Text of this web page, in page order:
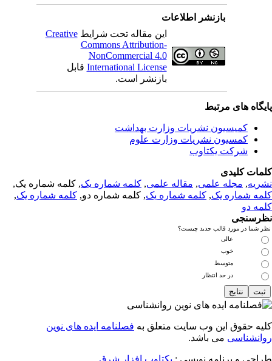
بازنشر اطلاعات
این مقاله تحت شرایطCreative
Commons Attribution-
NonCommercial 4.0
International Licenseقابل
بازنشر است.
های مرتبط
کمیسیون نشریات وزارت بهداشت
کمسیون نشریات وزارت علوم
شرکت یکتاوب
کلیدی
,مجله علمی, مقاله علمی, کلمه شماره یک, کلمه شماره یک,
شماره یک,کلمه شماره یک, کلمه شماره دو,کلمه شماره یک,
دو
شما در مورد قالب جدید چیست؟
عالی
خوب
متوسط
در حد انتظار
حقوق این وب سایت متعلق بهفصلنامه ایده های نوین
می باشد.